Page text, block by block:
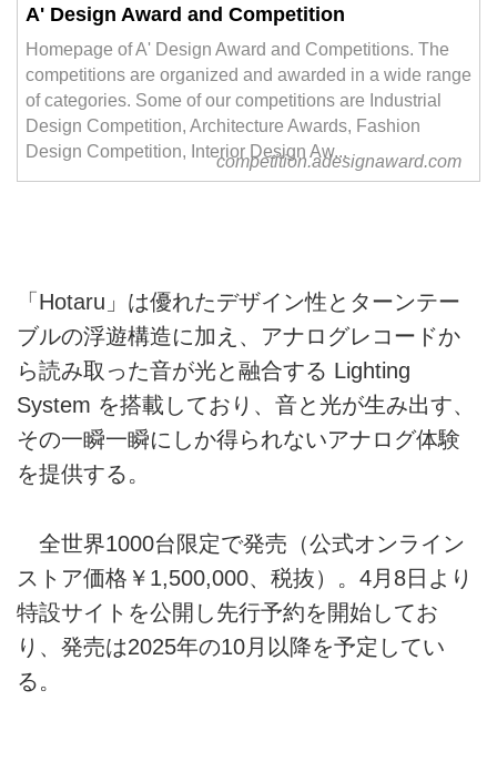
A' Design Award and Competition
Homepage of A' Design Award and Competitions. The
competitions are organized and awarded in a wide range
of categories. Some of our competitions are Industrial
Design Competition, Architecture Awards, Fashion
Design Competition, Interior Design Aw...
competition.adesignaward.com
「Hotaru」は優れたデザイン性とターンテー
ブルの浮遊構造に加え、アナログレコードか
ら読み取った⾳が光と融合する Lighting
System を搭載しており、⾳と光が⽣み出す、
その⼀瞬⼀瞬にしか得られないアナログ体験
を提供する。
全世界1000台限定で発売（公式オンライン
ストア価格￥1,500,000、税抜）。4月8日より
特設サイトを公開し先行予約を開始してお
り、発売は2025年の10月以降を予定してい
る。